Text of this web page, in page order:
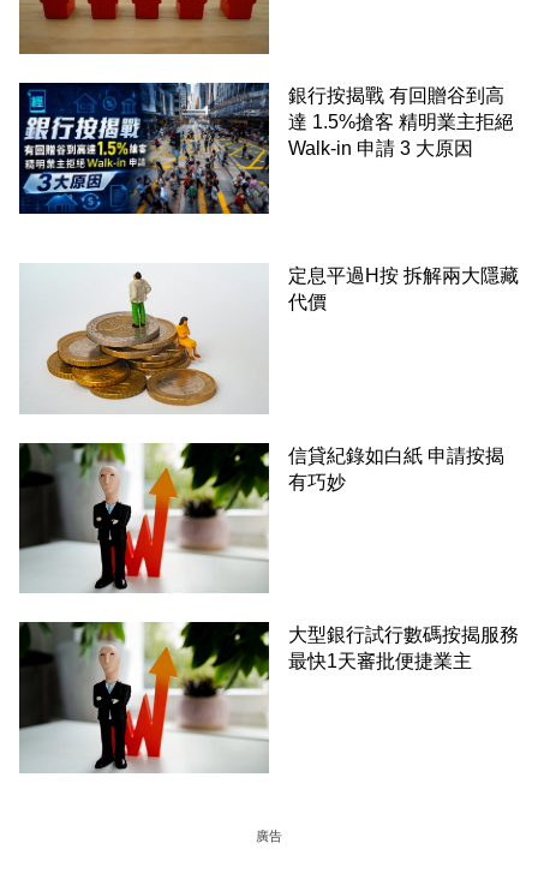
銀行按揭戰 有回贈谷到高
達 1.5%搶客 精明業主拒絕
Walk-in 申請 3 大原因
定息平過H按 拆解兩大隱藏
代價
信貸紀錄如白紙 申請按揭
有巧妙
大型銀行試行數碼按揭服務
最快1天審批便捷業主
廣告